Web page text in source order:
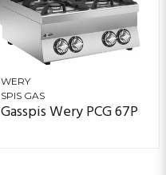
WERY
SPIS GAS
Gasspis Wery PCG 67P